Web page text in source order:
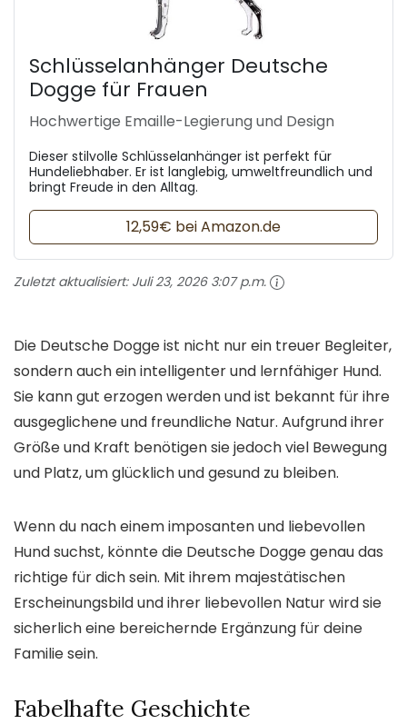
Schlüsselanhänger Deutsche
Dogge für Frauen
Hochwertige Emaille-Legierung und Design
Dieser stilvolle Schlüsselanhänger ist perfekt für
Hundeliebhaber. Er ist langlebig, umweltfreundlich und
bringt Freude in den Alltag.
12,59€ bei Amazon.de
Zuletzt aktualisiert: Juli 23, 2026 3:07 p.m.
Die Deutsche Dogge ist nicht nur ein treuer Begleiter,
sondern auch ein intelligenter und lernfähiger Hund.
Sie kann gut erzogen werden und ist bekannt für ihre
ausgeglichene und freundliche Natur. Aufgrund ihrer
Größe und Kraft benötigen sie jedoch viel Bewegung
und Platz, um glücklich und gesund zu bleiben.
Wenn du nach einem imposanten und liebevollen
Hund suchst, könnte die Deutsche Dogge genau das
richtige für dich sein. Mit ihrem majestätischen
Erscheinungsbild und ihrer liebevollen Natur wird sie
sicherlich eine bereichernde Ergänzung für deine
Familie sein.
Fabelhafte Geschichte